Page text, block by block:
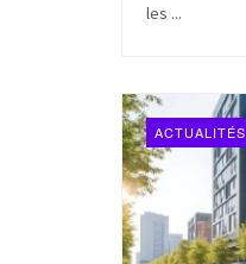
les ...
ACTUALITÉS